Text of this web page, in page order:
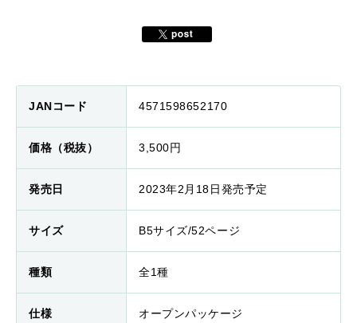
JANコード 4571598652170
価格（税抜） 3,500円
発売日 2023年2月18日発売予定
サイズ B5サイズ/52ページ
種類 全1種
仕様 オープンパッケージ